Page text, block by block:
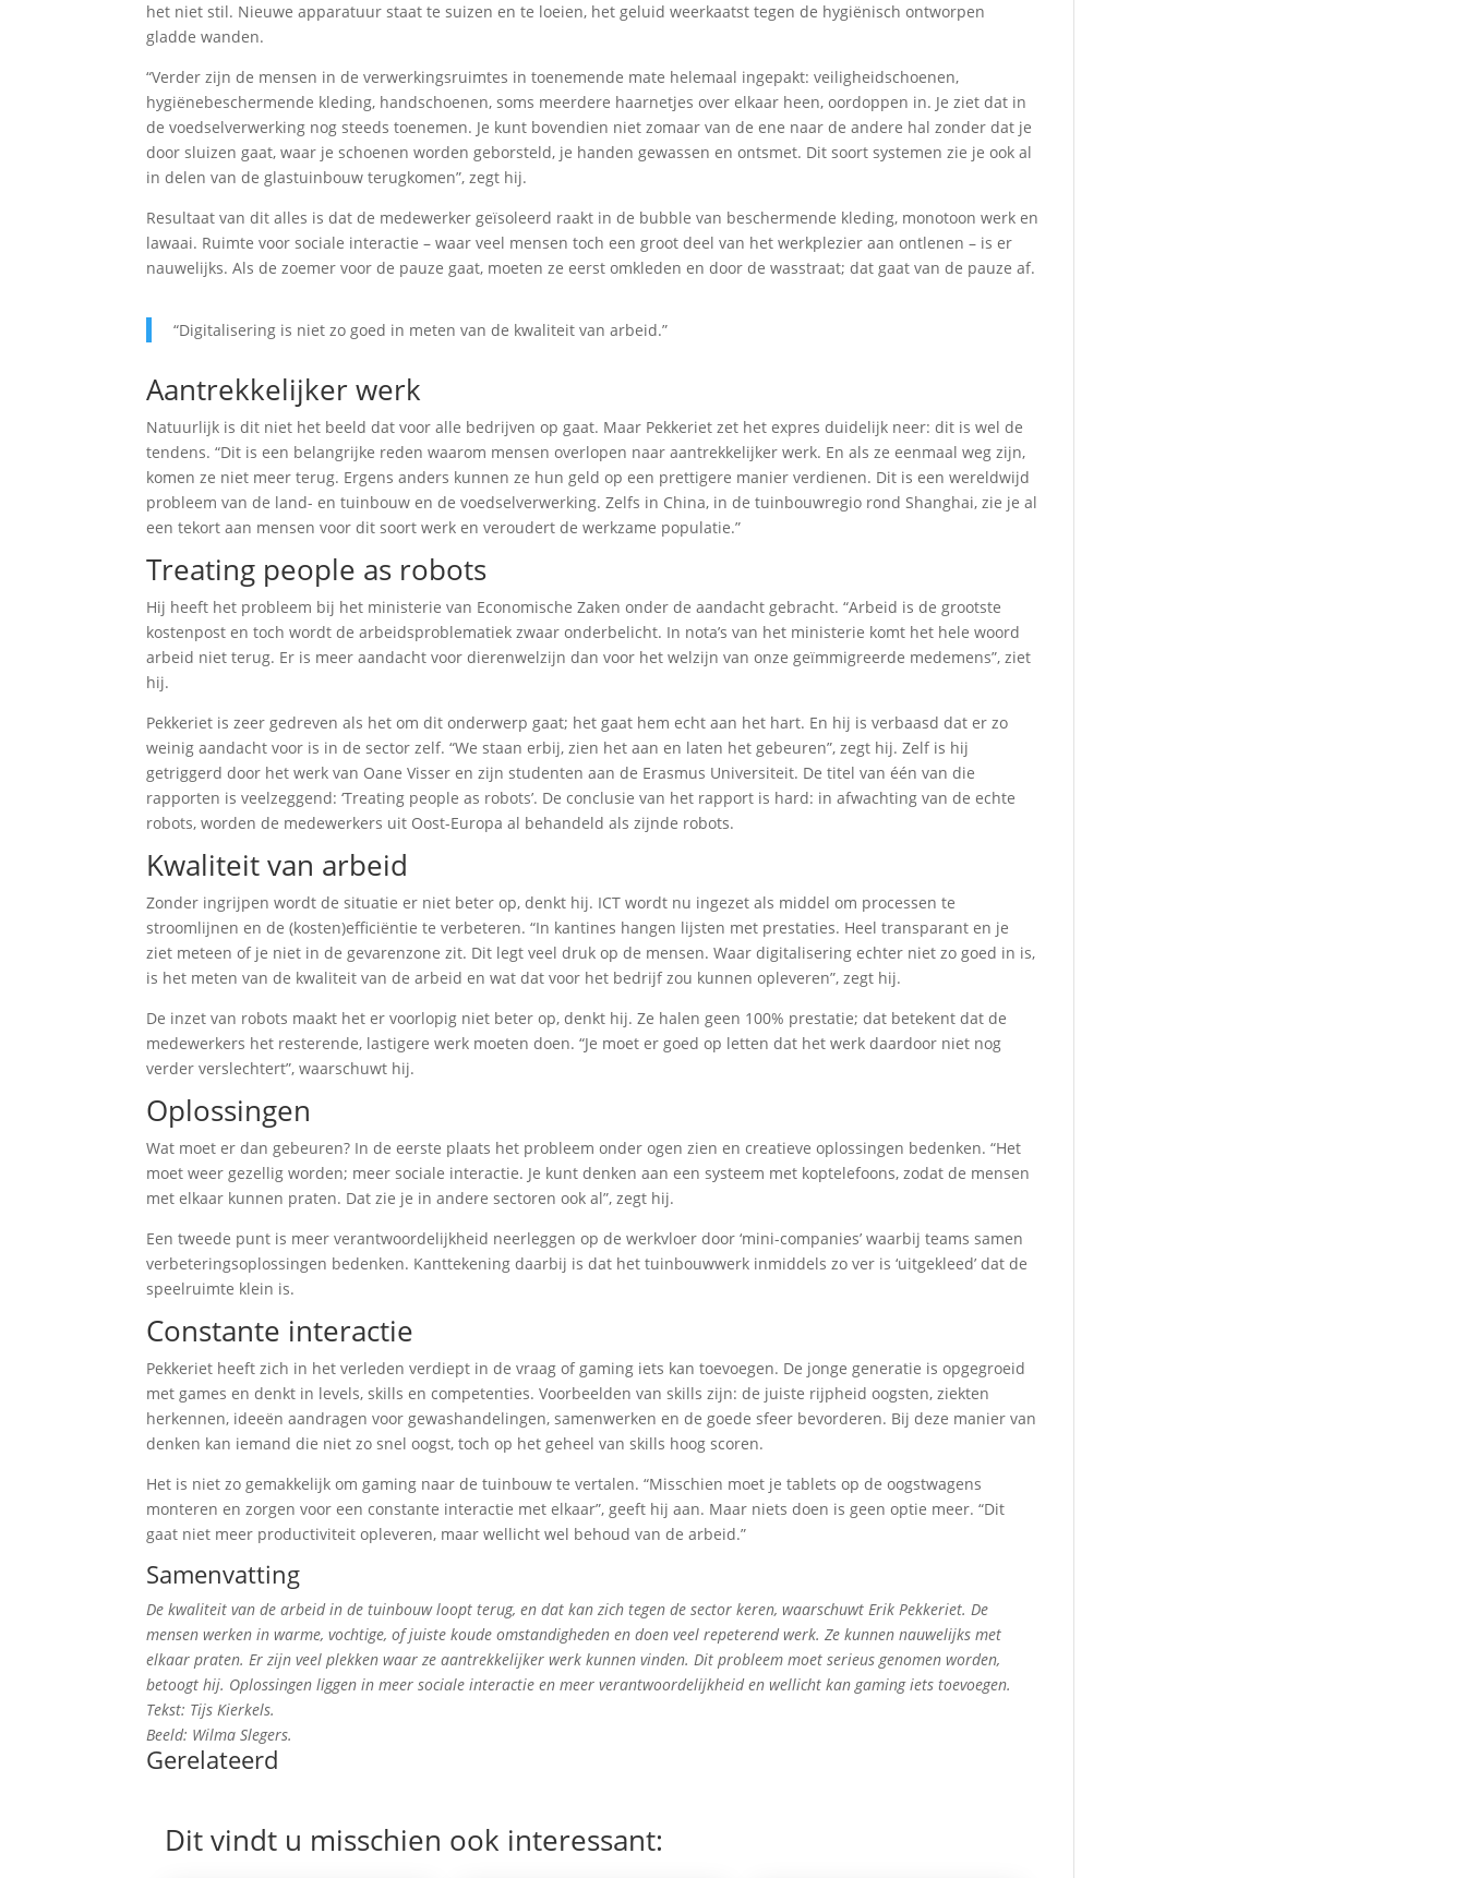
het niet stil. Nieuwe apparatuur staat te suizen en te loeien, het geluid weerkaatst tegen de hygiënisch ontworpen
gladde wanden.
“Verder zijn de mensen in de verwerkingsruimtes in toenemende mate helemaal ingepakt: veiligheidschoenen,
hygiënebeschermende kleding, handschoenen, soms meerdere haarnetjes over elkaar heen, oordoppen in. Je ziet dat in
de voedselverwerking nog steeds toenemen. Je kunt bovendien niet zomaar van de ene naar de andere hal zonder dat je
door sluizen gaat, waar je schoenen worden geborsteld, je handen gewassen en ontsmet. Dit soort systemen zie je ook al
in delen van de glastuinbouw terugkomen”, zegt hij.
Resultaat van dit alles is dat de medewerker geïsoleerd raakt in de bubble van beschermende kleding, monotoon werk en
lawaai. Ruimte voor sociale interactie – waar veel mensen toch een groot deel van het werkplezier aan ontlenen – is er
nauwelijks. Als de zoemer voor de pauze gaat, moeten ze eerst omkleden en door de wasstraat; dat gaat van de pauze af.
“Digitalisering is niet zo goed in meten van de kwaliteit van arbeid.”
Aantrekkelijker werk
Natuurlijk is dit niet het beeld dat voor alle bedrijven op gaat. Maar Pekkeriet zet het expres duidelijk neer: dit is wel de
tendens. “Dit is een belangrijke reden waarom mensen overlopen naar aantrekkelijker werk. En als ze eenmaal weg zijn,
komen ze niet meer terug. Ergens anders kunnen ze hun geld op een prettigere manier verdienen. Dit is een wereldwijd
probleem van de land- en tuinbouw en de voedselverwerking. Zelfs in China, in de tuinbouwregio rond Shanghai, zie je al
een tekort aan mensen voor dit soort werk en veroudert de werkzame populatie.”
Treating people as robots
Hij heeft het probleem bij het ministerie van Economische Zaken onder de aandacht gebracht. “Arbeid is de grootste
kostenpost en toch wordt de arbeidsproblematiek zwaar onderbelicht. In nota’s van het ministerie komt het hele woord
arbeid niet terug. Er is meer aandacht voor dierenwelzijn dan voor het welzijn van onze geïmmigreerde medemens”, ziet
hij.
Pekkeriet is zeer gedreven als het om dit onderwerp gaat; het gaat hem echt aan het hart. En hij is verbaasd dat er zo
weinig aandacht voor is in de sector zelf. “We staan erbij, zien het aan en laten het gebeuren”, zegt hij. Zelf is hij
getriggerd door het werk van Oane Visser en zijn studenten aan de Erasmus Universiteit. De titel van één van die
rapporten is veelzeggend: ‘Treating people as robots’. De conclusie van het rapport is hard: in afwachting van de echte
robots, worden de medewerkers uit Oost-Europa al behandeld als zijnde robots.
Kwaliteit van arbeid
Zonder ingrijpen wordt de situatie er niet beter op, denkt hij. ICT wordt nu ingezet als middel om processen te
stroomlijnen en de (kosten)efficiëntie te verbeteren. “In kantines hangen lijsten met prestaties. Heel transparant en je
ziet meteen of je niet in de gevarenzone zit. Dit legt veel druk op de mensen. Waar digitalisering echter niet zo goed in is,
is het meten van de kwaliteit van de arbeid en wat dat voor het bedrijf zou kunnen opleveren”, zegt hij.
De inzet van robots maakt het er voorlopig niet beter op, denkt hij. Ze halen geen 100% prestatie; dat betekent dat de
medewerkers het resterende, lastigere werk moeten doen. “Je moet er goed op letten dat het werk daardoor niet nog
verder verslechtert”, waarschuwt hij.
Oplossingen
Wat moet er dan gebeuren? In de eerste plaats het probleem onder ogen zien en creatieve oplossingen bedenken. “Het
moet weer gezellig worden; meer sociale interactie. Je kunt denken aan een systeem met koptelefoons, zodat de mensen
met elkaar kunnen praten. Dat zie je in andere sectoren ook al”, zegt hij.
Een tweede punt is meer verantwoordelijkheid neerleggen op de werkvloer door ‘mini-companies’ waarbij teams samen
verbeteringsoplossingen bedenken. Kanttekening daarbij is dat het tuinbouwwerk inmiddels zo ver is ‘uitgekleed’ dat de
speelruimte klein is.
Constante interactie
Pekkeriet heeft zich in het verleden verdiept in de vraag of gaming iets kan toevoegen. De jonge generatie is opgegroeid
met games en denkt in levels, skills en competenties. Voorbeelden van skills zijn: de juiste rijpheid oogsten, ziekten
herkennen, ideeën aandragen voor gewashandelingen, samenwerken en de goede sfeer bevorderen. Bij deze manier van
denken kan iemand die niet zo snel oogst, toch op het geheel van skills hoog scoren.
Het is niet zo gemakkelijk om gaming naar de tuinbouw te vertalen. “Misschien moet je tablets op de oogstwagens
monteren en zorgen voor een constante interactie met elkaar”, geeft hij aan. Maar niets doen is geen optie meer. “Dit
gaat niet meer productiviteit opleveren, maar wellicht wel behoud van de arbeid.”
Samenvatting
De kwaliteit van de arbeid in de tuinbouw loopt terug, en dat kan zich tegen de sector keren, waarschuwt Erik Pekkeriet. De
mensen werken in warme, vochtige, of juiste koude omstandigheden en doen veel repeterend werk. Ze kunnen nauwelijks met
elkaar praten. Er zijn veel plekken waar ze aantrekkelijker werk kunnen vinden. Dit probleem moet serieus genomen worden,
betoogt hij. Oplossingen liggen in meer sociale interactie en meer verantwoordelijkheid en wellicht kan gaming iets toevoegen.
Tekst: Tijs Kierkels.
Beeld: Wilma Slegers.
Gerelateerd
Dit vindt u misschien ook interessant: